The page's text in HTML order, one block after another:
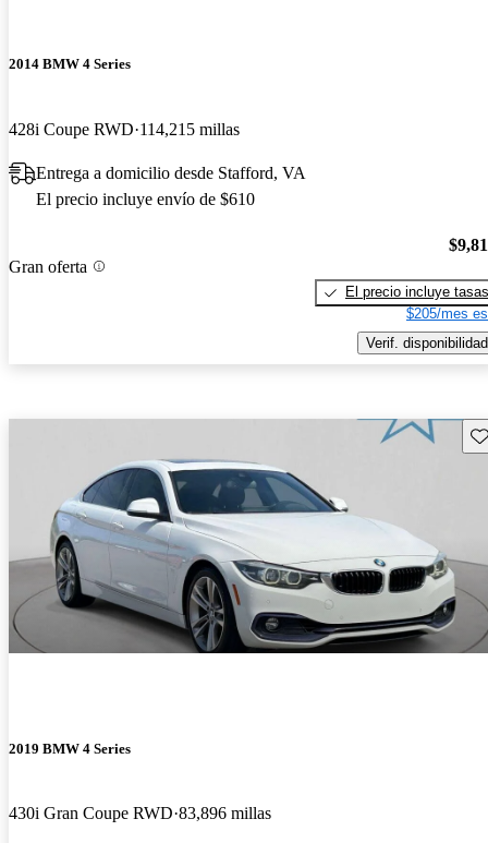
2014 BMW 4 Series
428i Coupe RWD 114,215 millas
Entrega a domicilio desde Stafford, VA
El precio incluye envío de $610
Gran oferta
El precio incluye tasas
$205/mes
Verif. disponibilidad
2019 BMW 4 Series
430i Gran Coupe RWD 83,896 millas